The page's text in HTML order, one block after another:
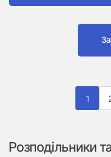
1
Розподільники